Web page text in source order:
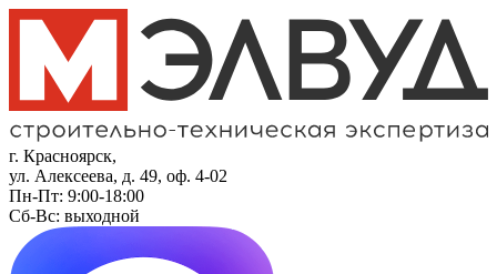
г. Красноярск,
ул. Алексеева, д. 49, оф. 4-02
Пн-Пт: 9:00-18:00
Сб-Вс: выходной